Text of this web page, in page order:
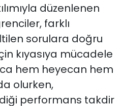
düzenlenen
farklı
sorulara doğru
kıyasıya mücadele
hem heyecan hem
olurken,
performans takdir